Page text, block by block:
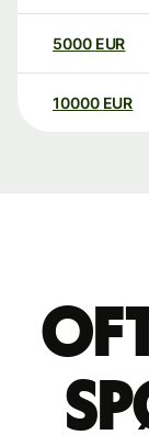
5000 EUR
10000 EUR